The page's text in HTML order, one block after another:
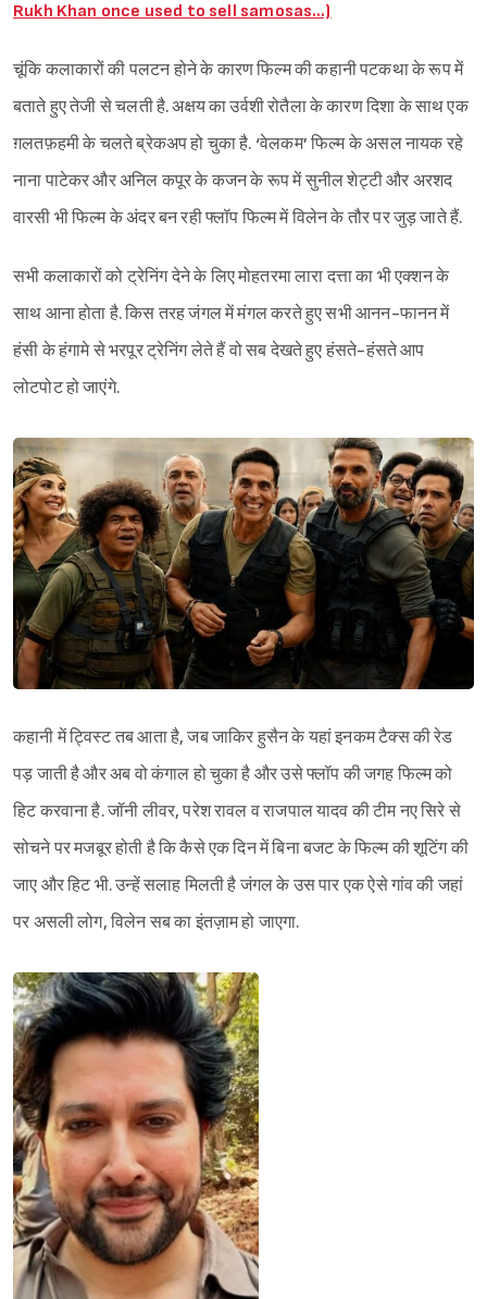
Rukh Khan once used to sell samosas…)
चूंकि कलाकारों की पलटन होने के कारण फिल्म की कहानी पटकथा के रूप में
बताते हुए तेजी से चलती है. अक्षय का उर्वशी रोतैला के कारण दिशा के साथ एक
ग़लतफ़हमी के चलते ब्रेकअप हो चुका है. ‘वेलकम’ फिल्म के असल नायक रहे
नाना पाटेकर और अनिल कपूर के कजन के रूप में सुनील शेट्टी और अरशद
वारसी भी फिल्म के अंदर बन रही फ्लॉप फिल्म में विलेन के तौर पर जुड़ जाते हैं.
सभी कलाकारों को ट्रेनिंग देने के लिए मोहतरमा लारा दत्ता का भी एक्शन के
साथ आना होता है. किस तरह जंगल में मंगल करते हुए सभी आनन-फानन में
हंसी के हंगामे से भरपूर ट्रेनिंग लेते हैं वो सब देखते हुए हंसते-हंसते आप
लोटपोट हो जाएंगे.
कहानी में ट्विस्ट तब आता है, जब जाकिर हुसैन के यहां इनकम टैक्स की रेड
पड़ जाती है और अब वो कंगाल हो चुका है और उसे फ्लॉप की जगह फिल्म को
हिट करवाना है. जॉनी लीवर, परेश रावल व राजपाल यादव की टीम नए सिरे से
सोचने पर मजबूर होती है कि कैसे एक दिन में बिना बजट के फिल्म की शूटिंग की
जाए और हिट भी. उन्हें सलाह मिलती है जंगल के उस पार एक ऐसे गांव की जहां
पर असली लोग, विलेन सब का इंतज़ाम हो जाएगा.